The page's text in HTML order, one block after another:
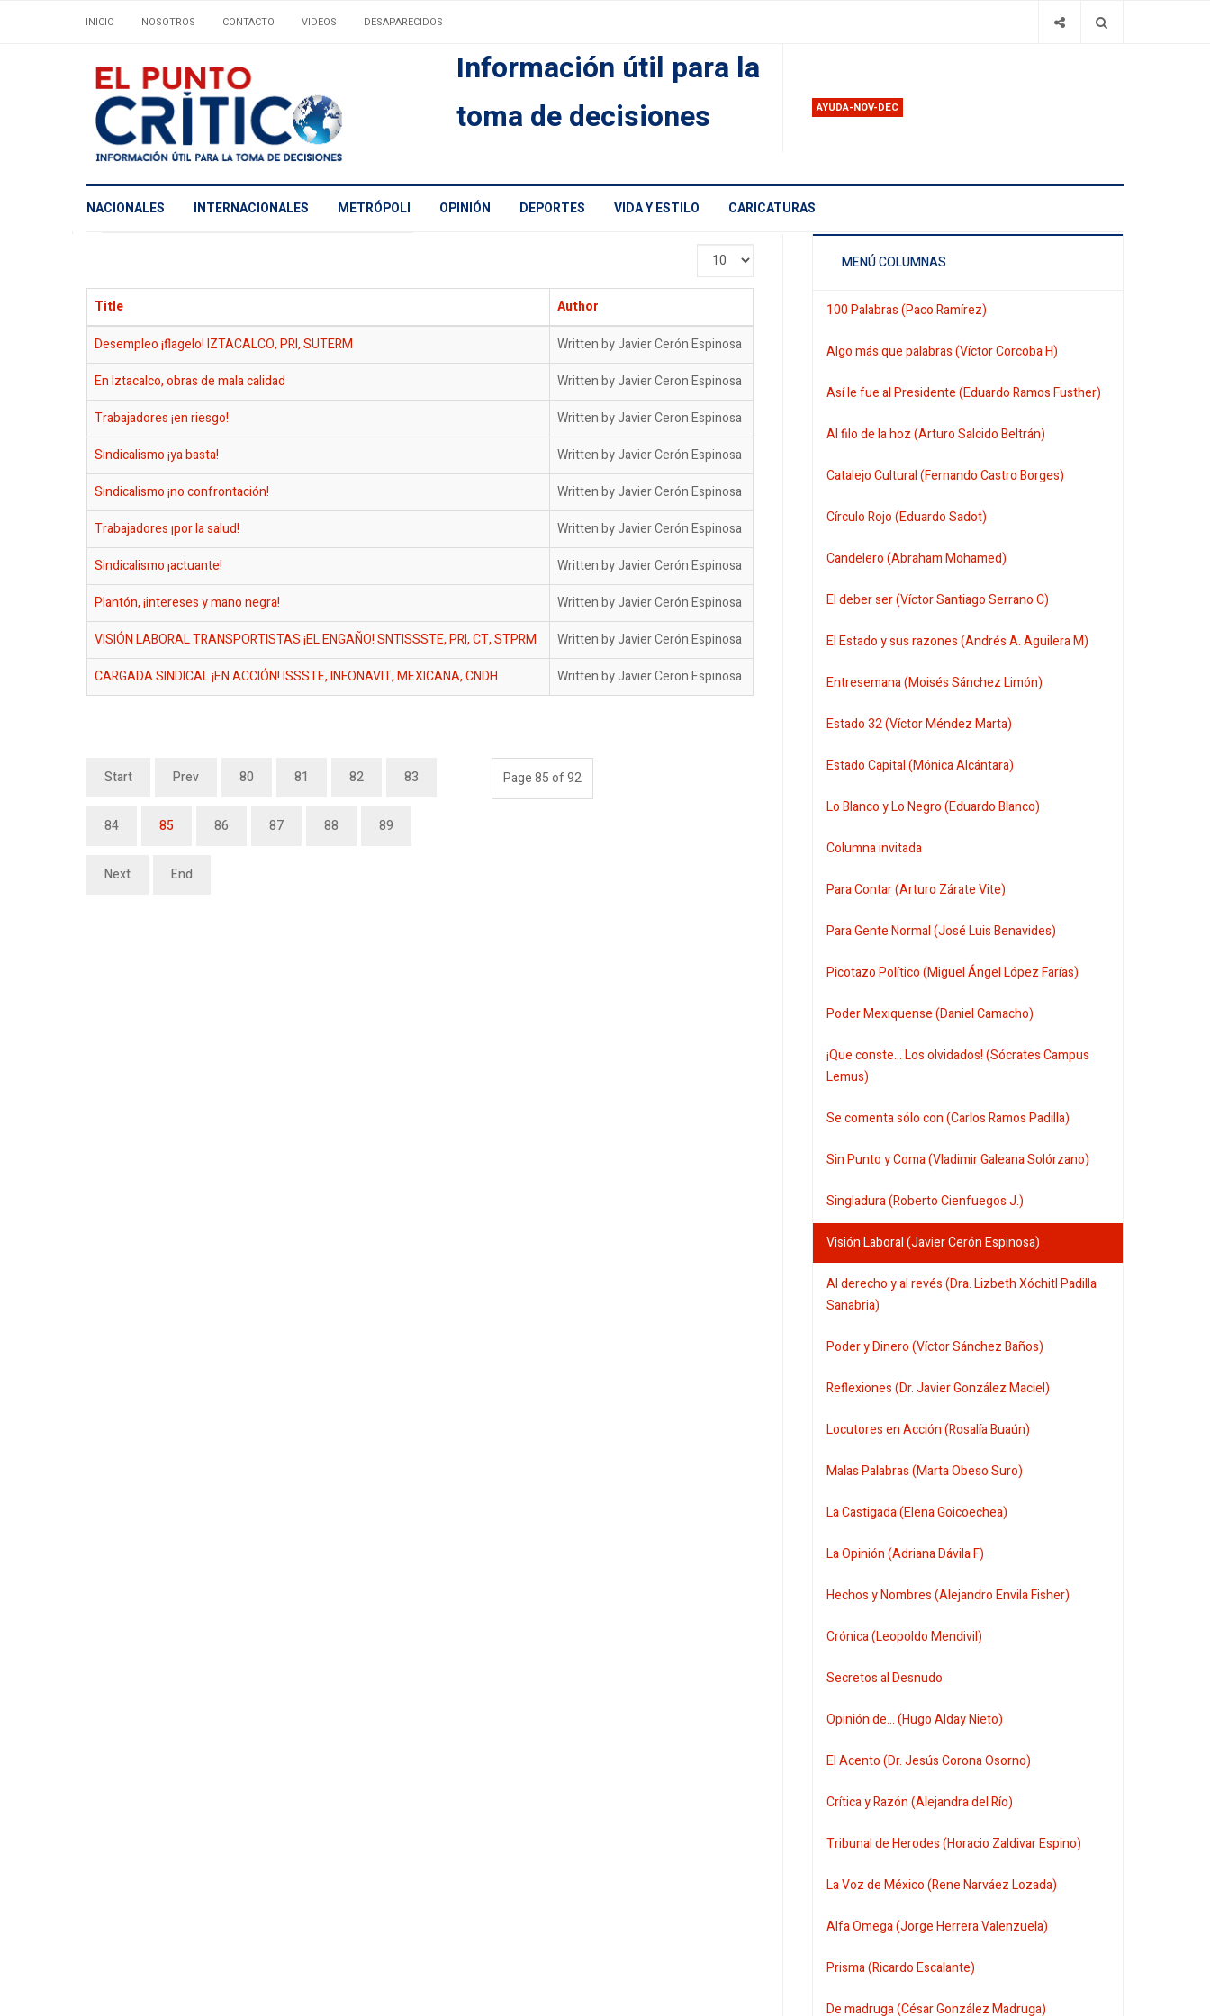
INICIO NOSOTROS CONTACTO VIDEOS DESAPARECIDOS
Información útil para la
toma de decisiones
AYUDA-NOV-DEC
NACIONALES INTERNACIONALES METRÓPOLI OPINIÓN DEPORTES VIDA Y ESTILO CARICATURAS
Display
Title
Author
Desempleo ¡flagelo! IZTACALCO, PRI, SUTERM
Written by Javier Cerón Espinosa
En Iztacalco, obras de mala calidad
Written by Javier Ceron Espinosa
Trabajadores ¡en riesgo!
Written by Javier Ceron Espinosa
Sindicalismo ¡ya basta!
Written by Javier Cerón Espinosa
Sindicalismo ¡no confrontación!
Written by Javier Cerón Espinosa
Trabajadores ¡por la salud!
Written by Javier Cerón Espinosa
Sindicalismo ¡actuante!
Written by Javier Cerón Espinosa
Plantón, ¡intereses y mano negra!
Written by Javier Cerón Espinosa
VISIÓN LABORAL TRANSPORTISTAS ¡EL ENGAÑO! SNTISSSTE, PRI, CT, STPRM
Written by Javier Cerón Espinosa
CARGADA SINDICAL ¡EN ACCIÓN! ISSSTE, INFONAVIT, MEXICANA, CNDH
Written by Javier Ceron Espinosa
Page 85 of 92
Start Prev 80 81 82 83
84 85 86 87 88 89
Next End
MENÚ COLUMNAS
100 Palabras (Paco Ramírez)
Algo más que palabras (Víctor Corcoba H)
Así le fue al Presidente (Eduardo Ramos Fusther)
Al filo de la hoz (Arturo Salcido Beltrán)
Catalejo Cultural (Fernando Castro Borges)
Círculo Rojo (Eduardo Sadot)
Candelero (Abraham Mohamed)
El deber ser (Víctor Santiago Serrano C)
El Estado y sus razones (Andrés A. Aguilera M)
Entresemana (Moisés Sánchez Limón)
Estado 32 (Víctor Méndez Marta)
Estado Capital (Mónica Alcántara)
Lo Blanco y Lo Negro (Eduardo Blanco)
Columna invitada
Para Contar (Arturo Zárate Vite)
Para Gente Normal (José Luis Benavides)
Picotazo Político (Miguel Ángel López Farías)
Poder Mexiquense (Daniel Camacho)
¡Que conste... Los olvidados! (Sócrates Campus
Lemus)
Se comenta sólo con (Carlos Ramos Padilla)
Sin Punto y Coma (Vladimir Galeana Solórzano)
Singladura (Roberto Cienfuegos J.)
Visión Laboral (Javier Cerón Espinosa)
Al derecho y al revés (Dra. Lizbeth Xóchitl Padilla
Sanabria)
Poder y Dinero (Víctor Sánchez Baños)
Reflexiones (Dr. Javier González Maciel)
Locutores en Acción (Rosalía Buaún)
Malas Palabras (Marta Obeso Suro)
La Castigada (Elena Goicoechea)
La Opinión (Adriana Dávila F)
Hechos y Nombres (Alejandro Envila Fisher)
Crónica (Leopoldo Mendivil)
Secretos al Desnudo
Opinión de... (Hugo Alday Nieto)
El Acento (Dr. Jesús Corona Osorno)
Crítica y Razón (Alejandra del Río)
Tribunal de Herodes (Horacio Zaldivar Espino)
La Voz de México (Rene Narváez Lozada)
Alfa Omega (Jorge Herrera Valenzuela)
Prisma (Ricardo Escalante)
De madruga (César González Madruga)